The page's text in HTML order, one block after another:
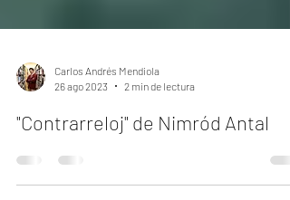
Carlos Andrés Mendiola
26 ago 2023
2 min de lectura
"Contrarreloj" de Nimród Antal